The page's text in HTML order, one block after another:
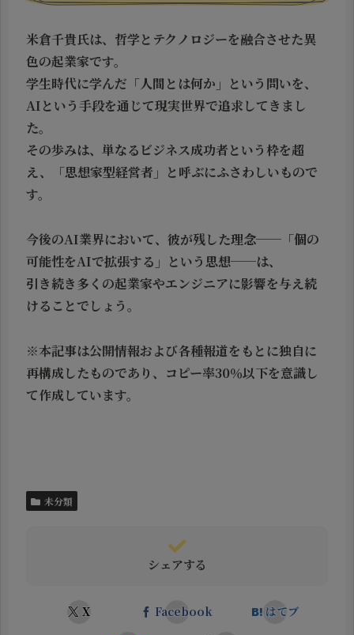
米倉千貴氏は、哲学とテクノロジーを融合させた異
色の起業家です。
学生時代に学んだ「人間とは何か」という問いを、
AIという手段を通じて現実世界で追求してきまし
た。
その歩みは、単なるビジネス成功者という枠を超
え、「思想家型経営者」と呼ぶにふさわしいもので
す。
今後のAI業界において、彼が残した理念──「個の
可能性をAIで拡張する」という思想──は、
引き続き多くの起業家やエンジニアに影響を与え続
けることでしょう。
※本記事は公開情報および各種報道をもとに独自に
再構成したものであり、コピー率30％以下を意識し
て作成しています。
未分類
シェアする
X Facebook
はてブ